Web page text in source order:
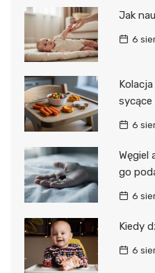
Jak
6
sycące
6
Węgiel
go
6
Kiedy
6